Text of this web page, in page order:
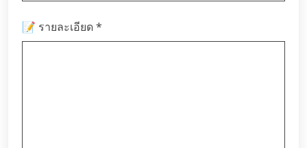
📝 รายละเอียด *